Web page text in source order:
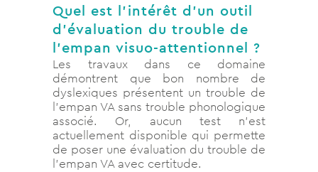
Quel est l’intérêt d’un outil
d’évaluation du trouble de
l’empan visuo-attentionnel ?
Les travaux dans ce domaine
démontrent que bon nombre de
dyslexiques présentent un trouble de
l’empan VA sans trouble phonologique
associé. Or, aucun test n’est
actuellement disponible qui permette
de poser une évaluation du trouble de
l’empan VA avec certitude.